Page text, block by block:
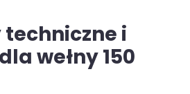
i
wełny 150